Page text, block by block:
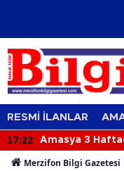
RESMİ İLANLAR
17:22 Amasya 3
Merzifon Bilgi Gazetesi